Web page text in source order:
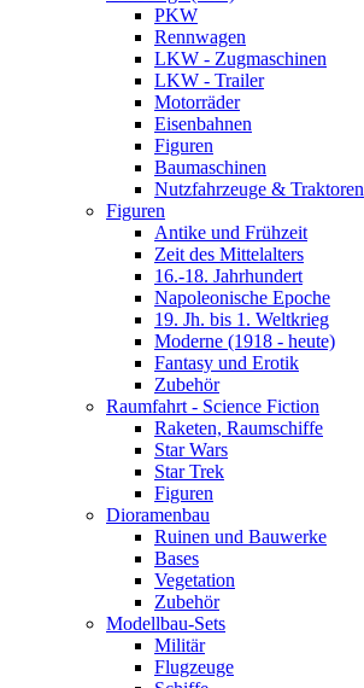
PKW
Rennwagen
LKW - Zugmaschinen
LKW - Trailer
Motorräder
Eisenbahnen
Figuren
Baumaschinen
Nutzfahrzeuge & Traktoren
Figuren
Antike und Frühzeit
Zeit des Mittelalters
16.-18. Jahrhundert
Napoleonische Epoche
19. Jh. bis 1. Weltkrieg
Moderne (1918 - heute)
Fantasy und Erotik
Zubehör
Raumfahrt - Science Fiction
Raketen, Raumschiffe
Star Wars
Star Trek
Figuren
Dioramenbau
Ruinen und Bauwerke
Bases
Vegetation
Zubehör
Modellbau-Sets
Militär
Flugzeuge